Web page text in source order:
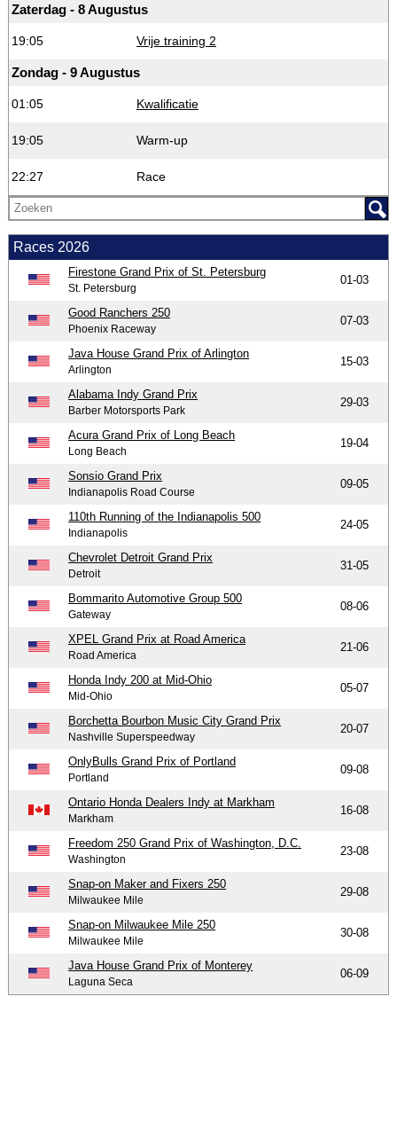
Zaterdag - 8 Augustus
19:05 Vrije training 2
Zondag - 9 Augustus
01:05 Kwalificatie
19:05 Warm-up
22:27 Race
Races 2026
Firestone Grand Prix of St. Petersburg
St. Petersburg
01-03
Good Ranchers 250
Phoenix Raceway
07-03
Java House Grand Prix of Arlington
Arlington
15-03
Alabama Indy Grand Prix
Barber Motorsports Park
29-03
Acura Grand Prix of Long Beach
Long Beach
19-04
Sonsio Grand Prix
Indianapolis Road Course
09-05
110th Running of the Indianapolis 500
Indianapolis
24-05
Chevrolet Detroit Grand Prix
Detroit
31-05
Bommarito Automotive Group 500
Gateway
08-06
XPEL Grand Prix at Road America
Road America
21-06
Honda Indy 200 at Mid-Ohio
Mid-Ohio
05-07
Borchetta Bourbon Music City Grand Prix
Nashville Superspeedway
20-07
OnlyBulls Grand Prix of Portland
Portland
09-08
Ontario Honda Dealers Indy at Markham
Markham
16-08
Freedom 250 Grand Prix of Washington, D.C.
Washington
23-08
Snap-on Maker and Fixers 250
Milwaukee Mile
29-08
Snap-on Milwaukee Mile 250
Milwaukee Mile
30-08
Java House Grand Prix of Monterey
Laguna Seca
06-09